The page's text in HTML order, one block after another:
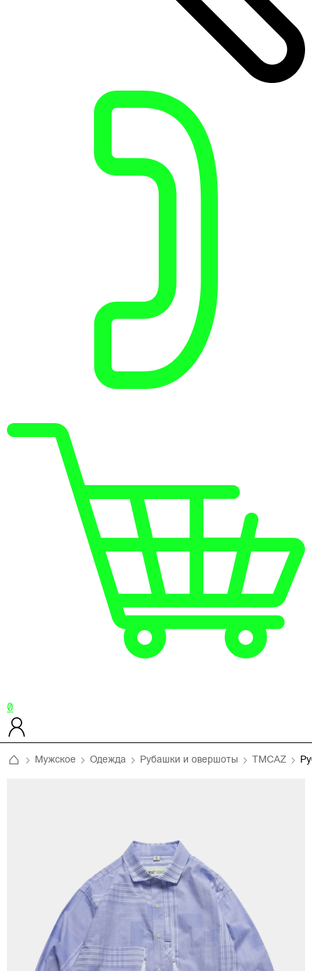
0
Мужское Одежда Рубашки и овершоты TMCAZ